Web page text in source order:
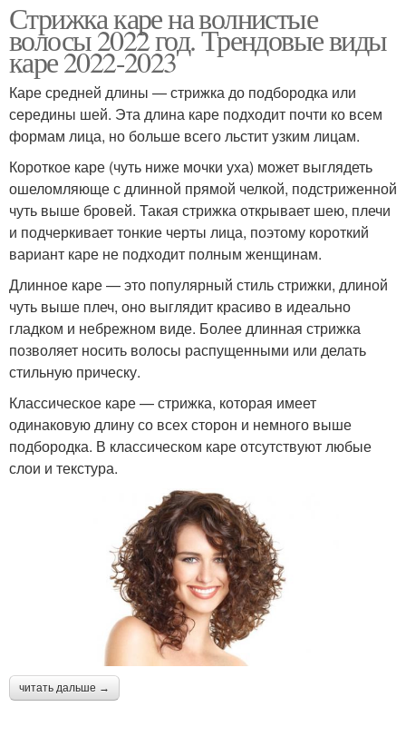
Стрижка каре на волнистые
волосы 2022 год. Трендовые виды
каре 2022-2023
Каре средней длины — стрижка до подбородка или
середины шей. Эта длина каре подходит почти ко всем
формам лица, но больше всего льстит узким лицам.
Короткое каре (чуть ниже мочки уха) может выглядеть
ошеломляюще с длинной прямой челкой, подстриженной
чуть выше бровей. Такая стрижка открывает шею, плечи
и подчеркивает тонкие черты лица, поэтому короткий
вариант каре не подходит полным женщинам.
Длинное каре — это популярный стиль стрижки, длиной
чуть выше плеч, оно выглядит красиво в идеально
гладком и небрежном виде. Более длинная стрижка
позволяет носить волосы распущенными или делать
стильную прическу.
Классическое каре — стрижка, которая имеет
одинаковую длину со всех сторон и немного выше
подбородка. В классическом каре отсутствуют любые
слои и текстура.
читать дальше →